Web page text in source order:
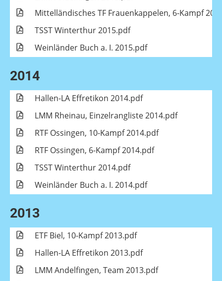
Mittelländisches TF Frauenkappelen, 6-Kampf
TSST Winterthur 2015.pdf
Weinländer Buch a. I. 2015.pdf
2014
Hallen-LA Effretikon 2014.pdf
LMM Rheinau, Einzelrangliste 2014.pdf
RTF Ossingen, 10-Kampf 2014.pdf
RTF Ossingen, 6-Kampf 2014.pdf
TSST Winterthur 2014.pdf
Weinländer Buch a. I. 2014.pdf
2013
ETF Biel, 10-Kampf 2013.pdf
Hallen-LA Effretikon 2013.pdf
LMM Andelfingen, Team 2013.pdf